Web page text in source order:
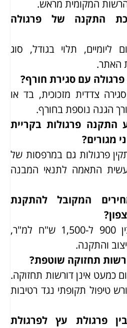
המקומית מראש.
התקנה של פרגולה
ליומיים, תלוי בגודל, סוג
האתר.
עם סגירת חורף?
צדדית מזכוכית, בד או
הגנה נוספת בחורף.
התקנה פרגולות בקריית
מגורים?
פרגולות גם במרפסות של
התאמה לתנאי המבנה
המקובל להתקנת
המחירים נעים בין 900 ל-1,500 ש"ח למ"ר,
והתקנה.
תחזוקה שוטפת?
כמעט אינן דורשות תחזוקה.
טיפול תקופתי נגד רטיבות
פרגולת עץ לפרגולת